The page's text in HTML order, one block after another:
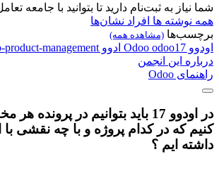
شما نیاز به ثبت‌نام دارید تا بتوانید با جامعه
همه نوشته ها افراد نشان‌ها
برچسب‌ها (مشاهده همه)
اودوو Odoo odoo17 ادوو product-management
درباره این انجمن
راهنمای Odoo
در اودوو 17 باید بتوانیم در
کنیم که در کدام پروژه و با چه نقشی با
داشته ایم ؟